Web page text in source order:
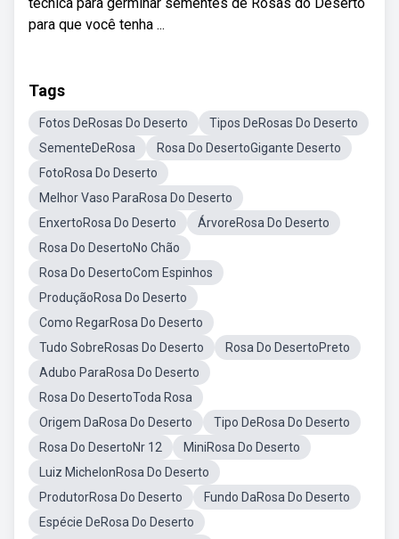
para que você tenha ...
Tags
Fotos DeRosas Do Deserto
Tipos DeRosas Do Deserto
SementeDeRosa
Rosa Do DesertoGigante Deserto
FotoRosa Do Deserto
Melhor Vaso ParaRosa Do Deserto
EnxertoRosa Do Deserto
ÁrvoreRosa Do Deserto
Rosa Do DesertoNo Chão
Rosa Do DesertoCom Espinhos
ProduçãoRosa Do Deserto
Como RegarRosa Do Deserto
Tudo SobreRosas Do Deserto
Rosa Do DesertoPreto
Adubo ParaRosa Do Deserto
Rosa Do DesertoToda Rosa
Origem DaRosa Do Deserto
Tipo DeRosa Do Deserto
Rosa Do DesertoNr 12
MiniRosa Do Deserto
Luiz MichelonRosa Do Deserto
ProdutorRosa Do Deserto
Fundo DaRosa Do Deserto
Espécie DeRosa Do Deserto